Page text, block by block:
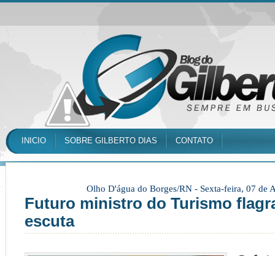
INICIO SOBRE GILBERTO DIAS CONTATO
Olho D'água do Borges/RN - Sexta-feira, 07 de
Futuro ministro do Turismo
escuta